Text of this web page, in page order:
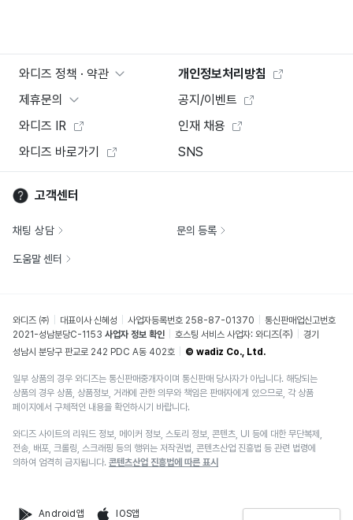
와디즈 정책 · 약관
개인정보처리방침
제휴문의
공지/이벤트
와디즈 IR
인재 채용
와디즈 바로가기
SNS
고객센터
채팅 상담 문의 등록
도움말 센터
와디즈 ㈜ 대표이사 신혜성 사업자등록번호 258-87-01370
통신판매업신고번호
2021-성남분당C-1153 사업자 정보 확인 호스팅 서비스 사업자: 와디즈(주)
경기
성남시 분당구 판교로 242 PDC A동 402호
© wadiz Co., Ltd.
일부 상품의 경우 와디즈는 통신판매중개자이며 통신판매 당사자가 아닙니다. 해당되는
상품의 경우 상품, 상품정보, 거래에 관한 의무와 책임은 판매자에게 있으므로, 각 상품
페이지에서 구체적인 내용을 확인하시기 바랍니다.
와디즈 사이트의 리워드 정보, 메이커 정보, 스토리 정보, 콘텐츠, UI 등에 대한 무단복제,
전송, 배포, 크롤링, 스크래핑 등의 행위는 저작권법, 콘텐츠산업 진흥법 등 관련 법령에
의하여 엄격히 금지됩니다. 콘텐츠산업 진흥법에 따른 표시
Android앱 IOS앱